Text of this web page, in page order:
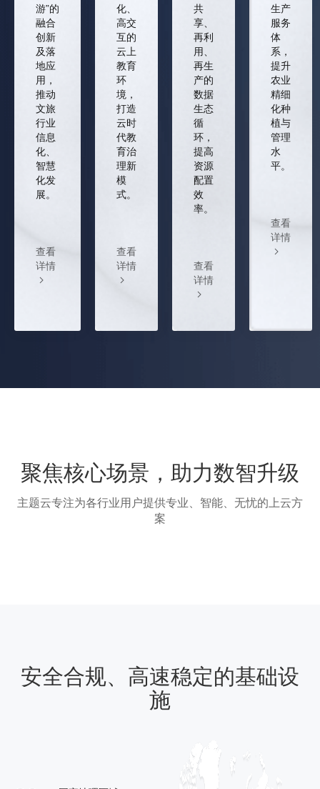
游”的
融合
创新
及落
地应
用，
推动
文旅
行业
信息
化、
智慧
化发
展。
查看
详情
化、
高交
互的
云上
教育
环
境，
打造
云时
代教
育治
理新
模
式。
查看
详情
共
享、
再利
用、
再生
产的
数据
生态
循
环，
提高
资源
配置
效
率。
查看
详情
生产
服务
体
系，
提升
农业
精细
化种
植与
管理
水
平。
查看
详情
聚焦核心场景，助力数智升级
主题云专注为各行业用户提供专业、智能、无忧的上云方
案
安全合规、高速稳定的基础设
施